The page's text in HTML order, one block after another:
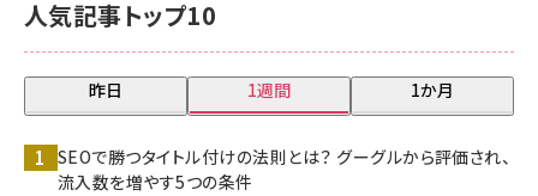
人気記事トップ10
昨日 1週間 1か月
SEOで勝つタイトル付けの法則とは？ グーグルから評価され、
流入数を増やす5つの条件